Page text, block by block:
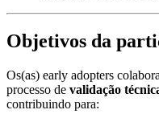
Objetivos da
Os(as) early adopters
processo de validação
contribuindo para: